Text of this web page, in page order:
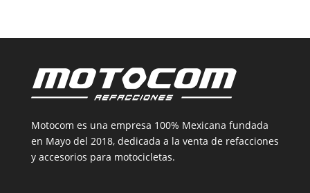
Motocom es una empresa 100% Mexicana fundada
en Mayo del 2018, dedicada a la venta de refacciones
y accesorios para motocicletas.